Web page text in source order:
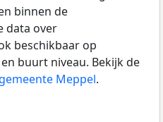
binnen de
data over
beschikbaar op
buurt niveau. Bekijk de
gemeente Meppel.